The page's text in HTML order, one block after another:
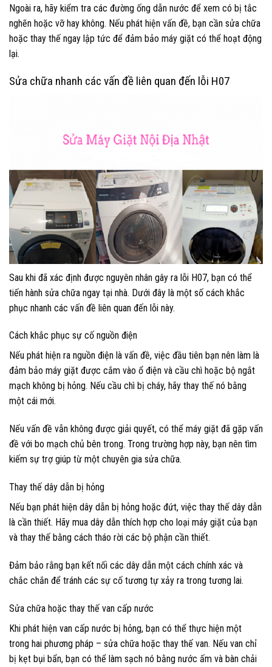
Ngoài ra, hãy kiểm tra các đường ống dẫn nước để xem có bị tắc
nghẽn hoặc vỡ hay không. Nếu phát hiện vấn đề, bạn cần sửa chữa
hoặc thay thế ngay lập tức để đảm bảo máy giặt có thể hoạt động
lại.
Sửa chữa nhanh các vấn đề liên quan đến lỗi H07
Sau khi đã xác định được nguyên nhân gây ra lỗi H07, bạn có thể
tiến hành sửa chữa ngay tại nhà. Dưới đây là một số cách khắc
phục nhanh các vấn đề liên quan đến lỗi này.
Cách khắc phục sự cố nguồn điện
Nếu phát hiện ra nguồn điện là vấn đề, việc đầu tiên bạn nên làm là
đảm bảo máy giặt được cắm vào ổ điện và cầu chì hoặc bộ ngắt
mạch không bị hỏng. Nếu cầu chì bị cháy, hãy thay thế nó bằng
một cái mới.
Nếu vấn đề vẫn không được giải quyết, có thể máy giặt đã gặp vấn
đề với bo mạch chủ bên trong. Trong trường hợp này, bạn nên tìm
kiếm sự trợ giúp từ một chuyên gia sửa chữa.
Thay thế dây dẫn bị hỏng
Nếu bạn phát hiện dây dẫn bị hỏng hoặc đứt, việc thay thế dây dẫn
là cần thiết. Hãy mua dây dẫn thích hợp cho loại máy giặt của bạn
và thay thế bằng cách tháo rời các bộ phận cần thiết.
Đảm bảo rằng bạn kết nối các dây dẫn một cách chính xác và
chắc chắn để tránh các sự cố tương tự xảy ra trong tương lai.
Sửa chữa hoặc thay thế van cấp nước
Khi phát hiện van cấp nước bị hỏng, bạn có thể thực hiện một
trong hai phương pháp – sửa chữa hoặc thay thế van. Nếu van chỉ
bị kẹt bụi bẩn, bạn có thể làm sạch nó bằng nước ấm và bàn chải